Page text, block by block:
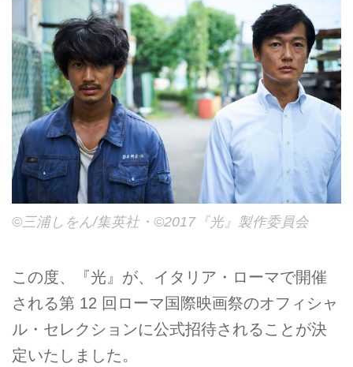
©三浦しをん/集英社・©2017『光』製作委員会
この度、『光』が、イタリア・ローマで開催
される第 12 回ローマ国際映画祭のオフィシャ
ル・セレクションに公式招待されることが決
定いたしました。